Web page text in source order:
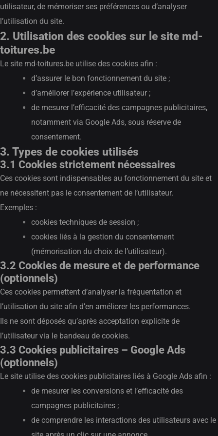
utilisateur, de mémoriser ses préférences ou d’analyser
l’utilisation du site.
2. Utilisation des cookies sur le site md-
toitures.be
Le site md-toitures.be utilise des cookies afin :
d’assurer le bon fonctionnement du site ;
d’améliorer l’expérience utilisateur ;
de mesurer l’efficacité des campagnes publicitaires,
notamment via Google Ads, sous réserve de
consentement.
3. Types de cookies utilisés
3.1 Cookies strictement nécessaires
Ces cookies sont indispensables au fonctionnement du site et
ne nécessitent pas le consentement de l’utilisateur.
Exemples :
cookies techniques de session ;
cookies liés à la gestion du consentement
(mémorisation du choix de l’utilisateur).
3.2 Cookies de mesure et de performance
(optionnels)
Ces cookies permettent d’analyser la fréquentation et
l’utilisation du site afin d’en améliorer les performances.
Ils ne sont déposés qu’après acceptation explicite de
l’utilisateur via le bandeau de cookies.
3.3 Cookies publicitaires – Google Ads
(optionnels)
Le site utilise des cookies publicitaires liés à Google Ads afin :
de mesurer les conversions et l’efficacité des
campagnes publicitaires ;
de comprendre les interactions des utilisateurs avec le